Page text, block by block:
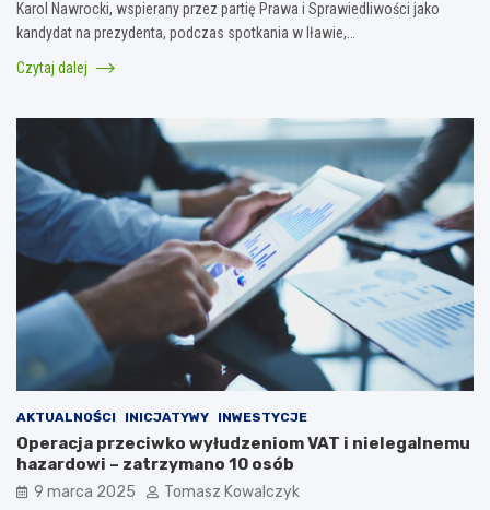
Karol Nawrocki, wspierany przez partię Prawa i Sprawiedliwości jako
kandydat na prezydenta, podczas spotkania w Iławie,…
Czytaj dalej
AKTUALNOŚCI INICJATYWY INWESTYCJE
Operacja przeciwko wyłudzeniom VAT i nielegalnemu
hazardowi – zatrzymano 10 osób
9 marca 2025 Tomasz Kowalczyk